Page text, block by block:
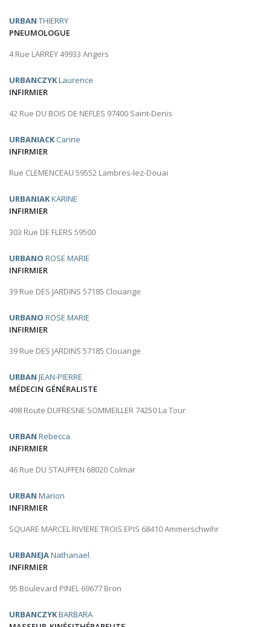
URBAN THIERRY
PNEUMOLOGUE
4 Rue LARREY 49933 Angers
URBANCZYKLaurence
INFIRMIER
42 Rue DU BOIS DE NEFLES 97400 Saint-Denis
URBANIACKCarine
INFIRMIER
Rue CLEMENCEAU 59552 Lambres-lez-Douai
URBANIAKKARINE
INFIRMIER
303 Rue DE FLERS 59500
URBANO ROSE MARIE
INFIRMIER
39 Rue DES JARDINS 57185 Clouange
URBANO ROSE MARIE
INFIRMIER
39 Rue DES JARDINS 57185 Clouange
URBAN JEAN-PIERRE
MÉDECIN GÉNÉRALISTE
498 Route DUFRESNE SOMMEILLER 74250 La Tour
URBAN Rebecca
INFIRMIER
46 Rue DU STAUFFEN 68020 Colmar
URBAN Marion
INFIRMIER
SQUARE MARCEL RIVIERE TROIS EPIS 68410 Ammerschwihr
URBANEJANathanael
INFIRMIER
95 Boulevard PINEL 69677 Bron
URBANCZYKBARBARA